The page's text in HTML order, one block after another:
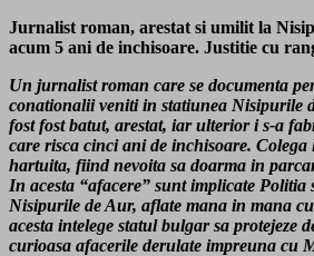
Jurnalist roman, arestat si umilit la
acum 5 ani de inchisoare. Justitie cu
Un jurnalist roman care se documenta
conationalii veniti in statiunea Nisipurile
fost fost batut, arestat, iar ulterior i s-a
care risca cinci ani de inchisoare.
hartuita, fiind nevoita sa doarma in
In acesta “afacere” sunt implicate
Nisipurile de Aur, aflate mana in mana
acesta intelege statul bulgar sa protejeze
curioasa afacerile derulate impreuna cu